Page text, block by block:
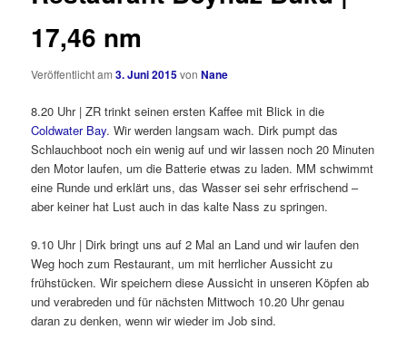
17,46 nm
Veröffentlicht am3. Juni 2015vonNane
8.20 Uhr | ZR trinkt seinen ersten Kaffee mit Blick in die
Coldwater Bay. Wir werden langsam wach. Dirk pumpt das
Schlauchboot noch ein wenig auf und wir lassen noch 20 Minuten
den Motor laufen, um die Batterie etwas zu laden. MM schwimmt
eine Runde und erklärt uns, das Wasser sei sehr erfrischend –
aber keiner hat Lust auch in das kalte Nass zu springen.
9.10 Uhr | Dirk bringt uns auf 2 Mal an Land und wir laufen den
Weg hoch zum Restaurant, um mit herrlicher Aussicht zu
frühstücken. Wir speichern diese Aussicht in unseren Köpfen ab
und verabreden und für nächsten Mittwoch 10.20 Uhr genau
daran zu denken, wenn wir wieder im Job sind.